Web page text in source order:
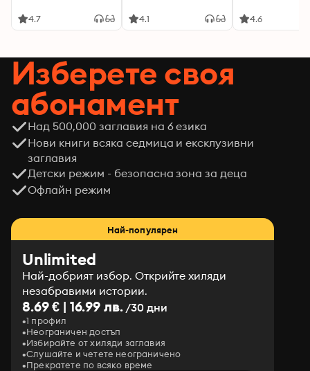
4.7 4.1 4.6
Изберете своя
абонамент
Над 500,000 заглавия на 6 езика
Нови книги всяка седмица и ексклузивни
заглавия
Детски режим - безопасна зона за деца
Офлайн режим
Най-популярен
Unlimited
Най-добрият избор. Открийте хиляди
незабравими истории.
8.69 € | 16.99 лв./30 дни
1 профил
Неограничен достъп
Избирайте от хиляди заглавия
Слушайте и четете неограничено
Прекратете по всяко време